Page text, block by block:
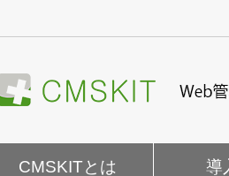
CMSKITとは 導